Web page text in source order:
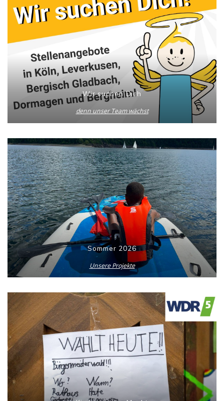
Wir suchen Dich
denn unser Team wächst
Sommer 2026
Unsere Projekte